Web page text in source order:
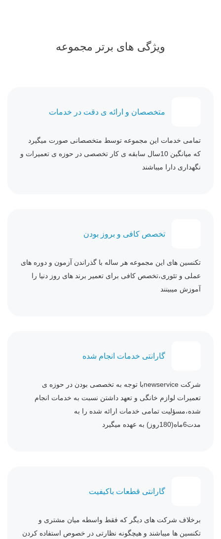
ویژگی های برتر مجموعه
متخصصان و ارائه ی دقت در خدمات
تمامی خدمات این مجموعه توسط متخصصانی صورت میگیرد
که میانگین 10سال سابقه ی کار تخصصی در حوزه ی تعمیرات و
نگهداری دارا میباشند
تخصص کافی و بروز بودن
تکنسین های این مجموعه هر ساله با گذراندن آزمون و دوره های
عملی و تئوری،تخصص کافی برای تعمیر برند های روز دنیا را
آموزش میبینند
گارانتی خدمات انجام شده
شرکت newserviceبا توجه به تخصصی بودن در حوزه ی
تعمیرات لوازم خانگی و تعهد داشتن نسبت به خدمات انجام
شده،مسؤلیت تمامی خدمات ارائه شده را به
مدت6ماه(180روز) به عهده میگیرد
گارانتی قطعات باکیفیت
برخلاف شرکت های دیگر که فقط واسطه میان مشتری و
تکنسین ها میباشند و هیچگونه نظارتی در خصوص استفاده کردن